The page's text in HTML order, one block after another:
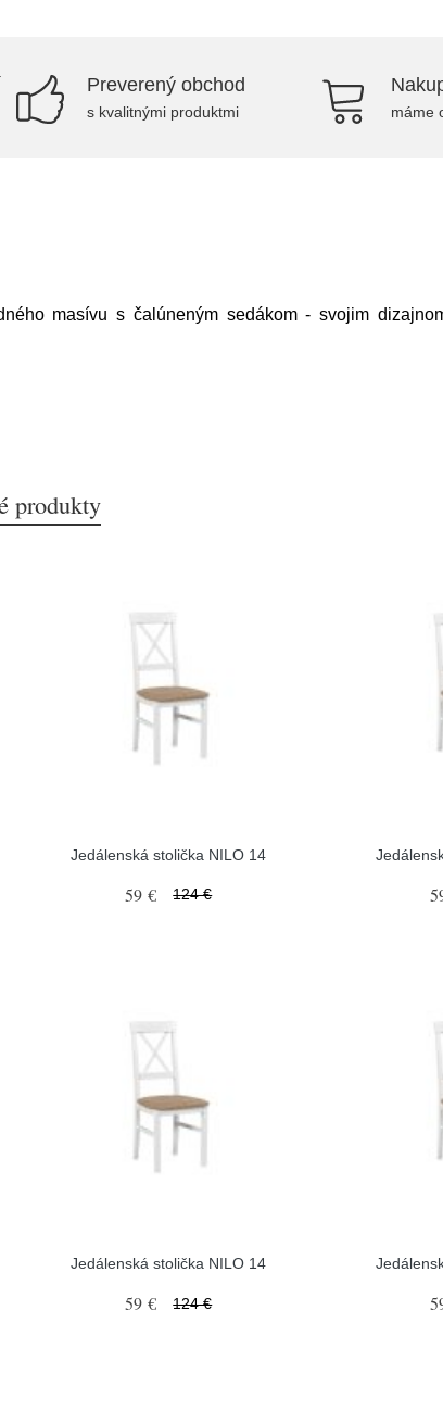
Preverený obchod
s kvalitnými produktmi máme
masívu s čalúneným sedákom - svojim
produkty
Jedálenská stolička NILO 14
59 € 124 €
Jedálenská stolička NILO 14
59 € 124 €